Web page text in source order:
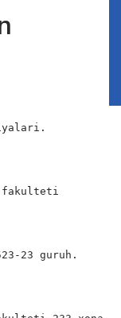
fakulteti
23 guruh.